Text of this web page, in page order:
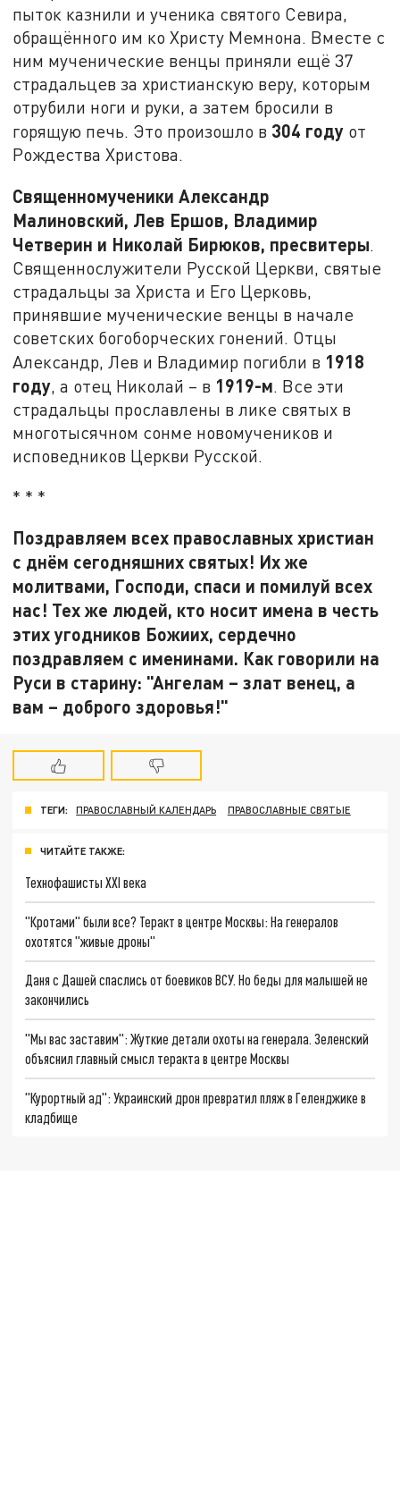
пыток казнили и ученика святого Севира,
обращённого им ко Христу Мемнона. Вместе с
ним мученические венцы приняли ещё 37
страдальцев за христианскую веру, которым
отрубили ноги и руки, а затем бросили в
горящую печь. Это произошло в 304 году от
Рождества Христова.
Священномученики Александр
Малиновский, Лев Ершов, Владимир
Четверин и Николай Бирюков, пресвитеры.
Священнослужители Русской Церкви, святые
страдальцы за Христа и Его Церковь,
принявшие мученические венцы в начале
советских богоборческих гонений. Отцы
Александр, Лев и Владимир погибли в 1918
году, а отец Николай – в 1919-м. Все эти
страдальцы прославлены в лике святых в
многотысячном сонме новомучеников и
исповедников Церкви Русской.
* * *
Поздравляем всех православных христиан
с днём сегодняшних святых! Их же
молитвами, Господи, спаси и помилуй всех
нас! Тех же людей, кто носит имена в честь
этих угодников Божиих, сердечно
поздравляем с именинами. Как говорили на
Руси в старину: "Ангелам – злат венец, а
вам – доброго здоровья!"
ТЕГИ: ПРАВОСЛАВНЫЙ КАЛЕНДАРЬ ПРАВОСЛАВНЫЕ СВЯТЫЕ
ЧИТАЙТЕ ТАКЖЕ:
Технофашисты XXI века
"Кротами" были все? Теракт в центре Москвы: На генералов
охотятся "живые дроны"
Даня с Дашей спаслись от боевиков ВСУ. Но беды для малышей не
закончились
"Мы вас заставим": Жуткие детали охоты на генерала. Зеленский
объяснил главный смысл теракта в центре Москвы
"Курортный ад": Украинский дрон превратил пляж в Геленджике в
кладбище